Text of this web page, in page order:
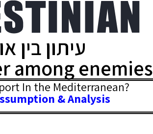
עיתון בין
among enemies
In the Mediterranean?
& Analysis